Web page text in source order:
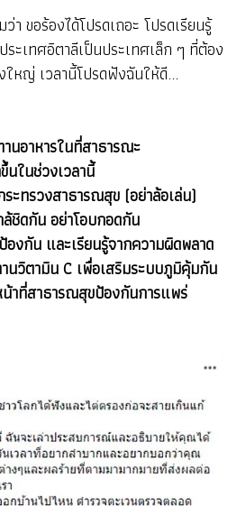
า ขอร้องได้โปรดเถอะ โปรดเรียนรู้
ระเทศอิตาลีเป็นประเทศเล็ก ๆ ที่ต้อง
หญ่ เวลานี้โปรดฟังฉันให้ดี...
านอาหารในที่สาธารณะ
นในช่วงเวลานี้
ะทรวงสาธารณสุข (อย่าล้อเล่น)
ล้ชิดกัน อย่าโอบกอดกัน
องกัน และเรียนรู้จากความผิดพลาด
นวิตามิน C เพื่อเสริมระบบภูมิคุ้มกัน
าที่สาธารณสุขป้องกันการแพร่